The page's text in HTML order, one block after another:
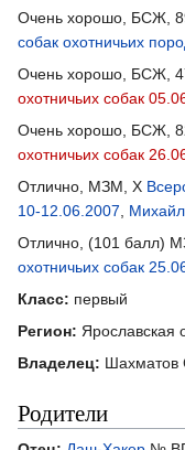
Очень хорошо, БСЖ,
собак охотничьих
Очень хорошо, БСЖ,
охотничьих собак
Очень хорошо, БСЖ,
охотничьих собак
Отлично, МЗМ, X
10-12.06.2007,
Отлично, (101 балл)
охотничьих собак
Класс: первый
Регион: Ярославская
Владелец: Шахматов
Родители